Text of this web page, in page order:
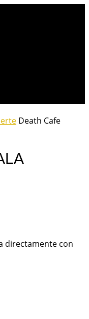
Death Cafe
directamente con